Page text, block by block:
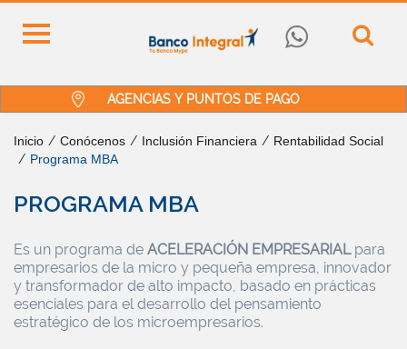
AGENCIAS Y PUNTOS DE PAGO
Inicio / Conócenos / Inclusión Financiera / Rentabilidad Social
/ Programa MBA
PROGRAMA MBA
Es un programa de ACELERACIÓN EMPRESARIALpara
empresarios de la micro y pequeña empresa, innovador
y transformador de alto impacto, basado en prácticas
esenciales para el desarrollo del pensamiento
estratégico de los microempresarios.